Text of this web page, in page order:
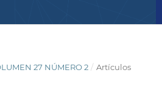
27 NÚMERO 2 / Artículos